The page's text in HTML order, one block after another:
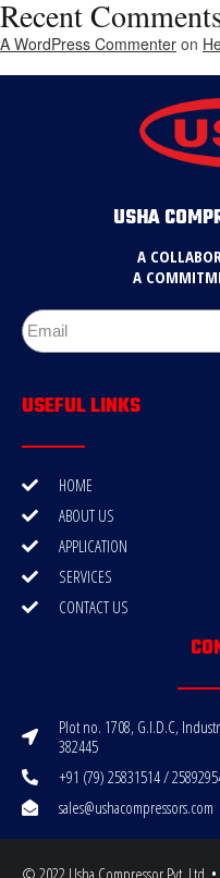
Recent
A WordPress Commenter on
USHA
A
A
USEFUL LINKS
HOME
ABOUT US
APPLICATION
SERVICES
CONTACT US
Plot no. 1708, G.I.D.C,
382445
+91 (79) 25831514 /
sales@ushacompressors.com